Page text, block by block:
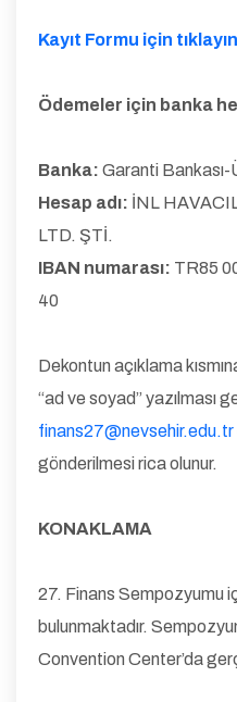
Kayıt Formu için
Ödemeler için banka
Banka: Garanti Bankası-
Hesap adı: İNL
LTD. ŞTİ.
IBAN numarası: TR85
40
Dekontun açıklama
“ad ve soyad” yazılması
finans27@nevsehir.edu.tr
gönderilmesi rica olunur.
KONAKLAMA
27. Finans Sempozyumu
bulunmaktadır.
Convention Center’da